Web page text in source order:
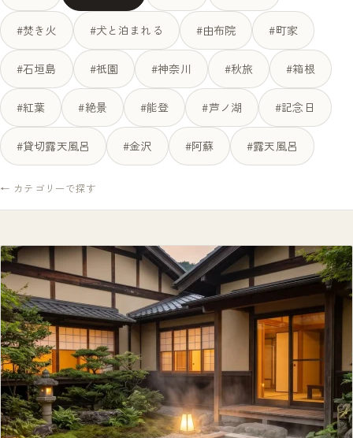
#焚き火 #犬と泊まれる #由布院 #町家
#石垣島 #祇園 #神奈川 #秋旅 #箱根
#紅葉 #絶景 #能登 #芦ノ湖 #記念日
#貸切露天風呂 #金沢 #阿蘇 #露天風呂
← カテゴリーで探す